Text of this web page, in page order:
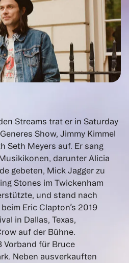
Streams trat er in Saturday
Show, Jimmy Kimmel
Seth Meyers auf. Er sang
darunter Alicia
gebeten, Mick Jagger zu
Stones im Twickenham
und stand nach
Eric Clapton’s 2019
in Dallas, Texas,
auf der Bühne.
Vorband für Bruce
Neben ausverkauften